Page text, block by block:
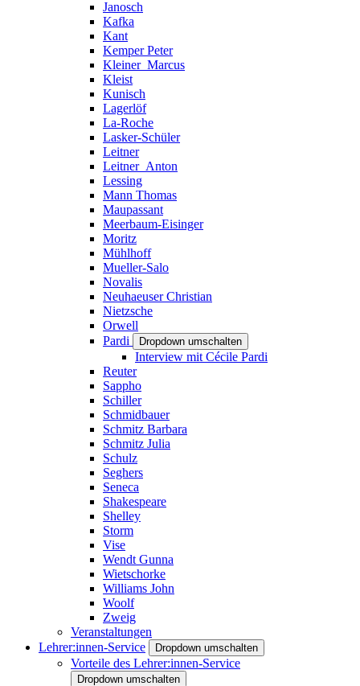
Janosch
Kafka
Kant
Kemper Peter
Kleiner_Marcus
Kleist
Kunisch
Lagerlöf
La-Roche
Lasker-Schüler
Leitner
Leitner_Anton
Lessing
Mann Thomas
Maupassant
Meerbaum-Eisinger
Moritz
Mühlhoff
Mueller-Salo
Novalis
Neuhaeuser Christian
Nietzsche
Orwell
Pardi
Dropdown umschalten
Interview mit Cécile Pardi
Reuter
Sappho
Schiller
Schmidbauer
Schmitz Barbara
Schmitz Julia
Schulz
Seghers
Seneca
Shakespeare
Shelley
Storm
Vise
Wendt Gunna
Wietschorke
Williams John
Woolf
Zweig
Veranstaltungen
Lehrer:innen-Service
Dropdown umschalten
Vorteile des Lehrer:innen-Service
Dropdown umschalten